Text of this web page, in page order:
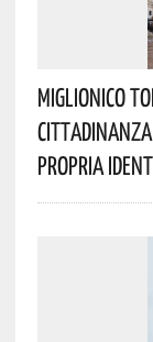
Miglionico
Cittadinanza
Propria